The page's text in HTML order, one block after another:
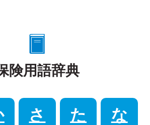
険用語辞典
さ た な